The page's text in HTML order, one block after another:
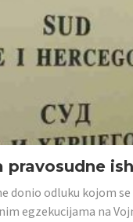
pravosudne
donio odluku kojom
egzekucijama na